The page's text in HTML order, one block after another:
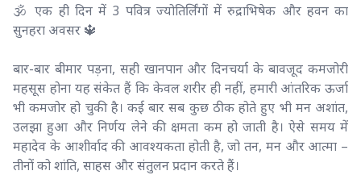
🕉️ एक ही दिन में 3 पवित्र ज्योतिर्लिंगों में रुद्राभिषेक और हवन का
सुनहरा अवसर 🔱
बार-बार बीमार पड़ना, सही खानपान और दिनचर्या के बावजूद कमजोरी
महसूस होना यह संकेत हैं कि केवल शरीर ही नहीं, हमारी आंतरिक ऊर्जा
भी कमजोर हो चुकी है। कई बार सब कुछ ठीक होते हुए भी मन अशांत,
उलझा हुआ और निर्णय लेने की क्षमता कम हो जाती है। ऐसे समय में
महादेव के आशीर्वाद की आवश्यकता होती है, जो तन, मन और आत्मा –
तीनों को शांति, साहस और संतुलन प्रदान करते हैं।